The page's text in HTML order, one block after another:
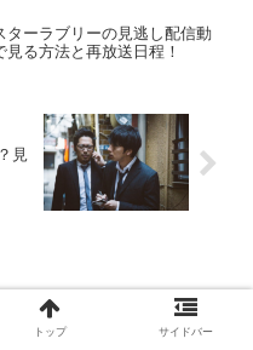
ターラブリーの見逃し配信動
見る方法と再放送日程！
見
トップ サイドバー